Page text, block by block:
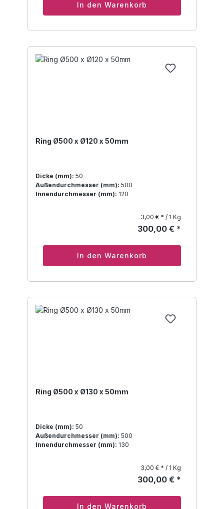
In den Warenkorb
Ring Ø500 x Ø120 x 50mm
Dicke (mm): 50
Außendurchmesser (mm): 500
Innendurchmesser (mm): 120
3,00 € * / 1 Kg
300,00 € *
In den Warenkorb
Ring Ø500 x Ø130 x 50mm
Dicke (mm): 50
Außendurchmesser (mm): 500
Innendurchmesser (mm): 130
3,00 € * / 1 Kg
300,00 € *
In den Warenkorb